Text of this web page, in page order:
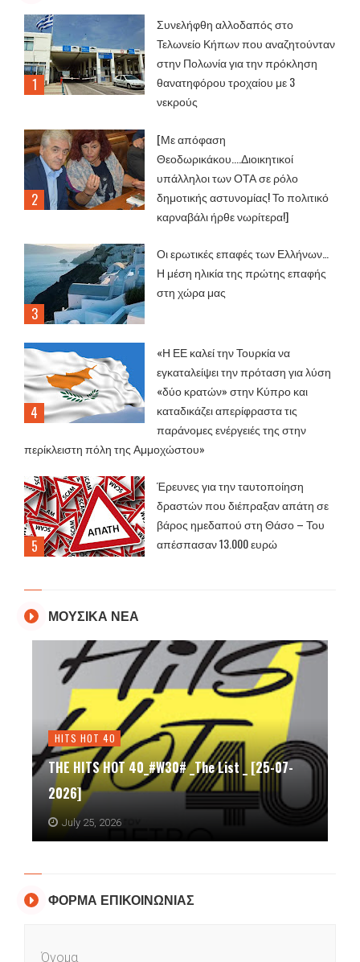
Συνελήφθη αλλοδαπός στο
Τελωνείο Κήπων που αναζητούνταν
στην Πολωνία για την πρόκληση
θανατηφόρου τροχαίου με 3
νεκρούς
[Με απόφαση
Θεοδωρικάκου....Διοικητικοί
υπάλληλοι των ΟΤΑ σε ρόλο
δημοτικής αστυνομίας! Το πολιτικό
καρναβάλι ήρθε νωρίτερα!]
Οι ερωτικές επαφές των Ελλήνων…
Η μέση ηλικία της πρώτης επαφής
στη χώρα μας
«Η ΕΕ καλεί την Τουρκία να
εγκαταλείψει την πρόταση για λύση
«δύο κρατών» στην Κύπρο και
καταδικάζει απερίφραστα τις
παράνομες ενέργειές της στην
περίκλειστη πόλη της Αμμοχώστου»
Έρευνες για την ταυτοποίηση
δραστών που διέπραξαν απάτη σε
βάρος ημεδαπού στη Θάσο – Του
απέσπασαν 13.000 ευρώ
ΜΟΥΣΙΚΑ ΝΕΑ
HITS HOT 40
THE HITS HOT 40_#W30# _The List _ [25-07-
2026]
July 25, 2026
ΦΟΡΜΑ ΕΠΙΚΟΙΝΩΝΙΑΣ
Όνομα